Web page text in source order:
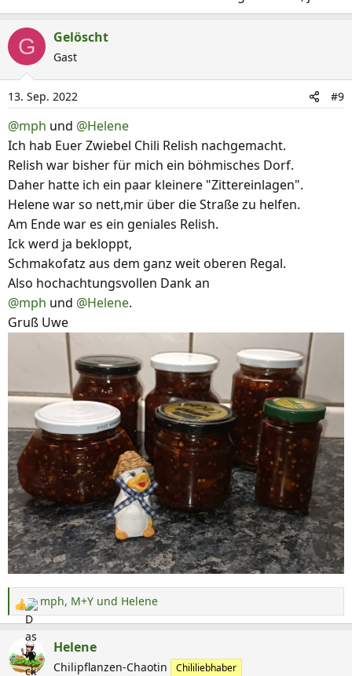
G Gelöscht
Gast
13. Sep. 2022 #9
@mph und @Helene
Ich hab Euer Zwiebel Chili Relish nachgemacht.
Relish war bisher für mich ein böhmisches Dorf.
Daher hatte ich ein paar kleinere "Zittereinlagen".
Helene war so nett,mir über die Straße zu helfen.
Am Ende war es ein geniales Relish.
Ick werd ja bekloppt,
Schmakofatz aus dem ganz weit oberen Regal.
Also hochachtungsvollen Dank an
@mph und @Helene.
Gruß Uwe
R
e
k
mph, M+Y und Helene
Helene
Chilipflanzen-Chaotin Chililiebhaber